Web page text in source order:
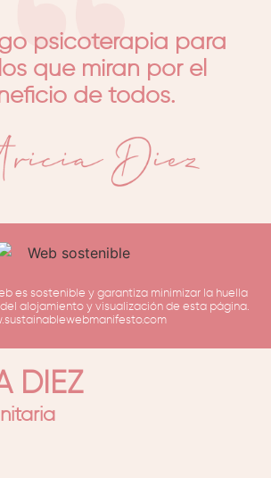
psicoterapia para
que miran por el
de todos.
es sostenible y garantiza minimizar la huella
alojamiento y visualización de esta página.
DIEZ